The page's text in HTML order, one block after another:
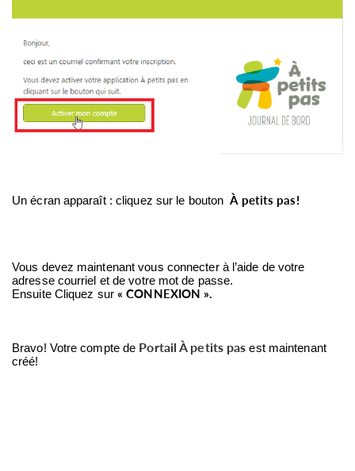
Un écran apparaît : cliquez sur le boutonÀ petits pas!
Vous devez maintenant vous connecter à l’aide de votre
adresse courriel et de votre mot de passe.
Ensuite Cliquez sur « CONNEXION ».
Bravo! Votre compte de Portail À petits pasest maintenant
créé!